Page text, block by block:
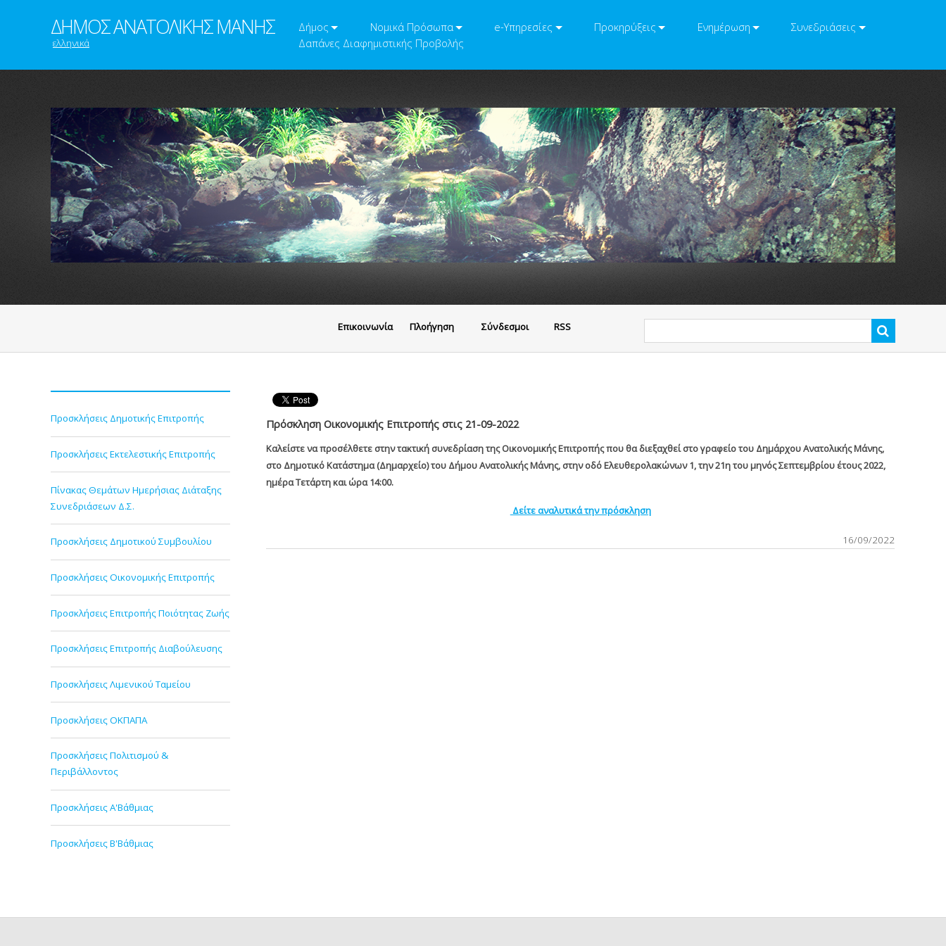
ΔΗΜΟΣ ΑΝΑΤΟΛΙΚΗΣ ΜΑΝΗΣ
ελληνικά
Δήμος Νομικά Πρόσωπα e-Υπηρεσίες Προκηρύξεις Ενημέρωση
Συνεδριάσεις
Δαπάνες Διαφημιστικής Προβολής
Eπικοινωνία Πλοήγηση Σύνδεσμοι RSS
Προσκλήσεις Δημοτικής Επιτροπής
Προσκλήσεις Εκτελεστικής Επιτροπής
Πίνακας Θεμάτων Ημερήσιας Διάταξης
Συνεδριάσεων Δ.Σ.
Προσκλήσεις Δημοτικού Συμβουλίου
Προσκλήσεις Οικονομικής Επιτροπής
Προσκλήσεις Επιτροπής Ποιότητας Ζωής
Προσκλήσεις Επιτροπής Διαβούλευσης
Προσκλήσεις Λιμενικού Ταμείου
Προσκλήσεις ΟΚΠΑΠΑ
Προσκλήσεις Πολιτισμού &
Περιβάλλοντος
Προσκλήσεις Α'Βάθμιας
Προσκλήσεις Β'Βάθμιας
Πρόσκληση Οικονομικής Επιτροπής στις 21-09-2022
Καλείστε να προσέλθετε στην τακτική συνεδρίαση της Οικονομικής Επιτροπής που θα διεξαχθεί στο γραφείο του Δημάρχου Ανατολικής Μάνης,
στο Δημοτικό Κατάστημα (Δημαρχείο) του Δήμου Ανατολικής Μάνης, στην οδό Ελευθερολακώνων 1, την 21η του μηνός Σεπτεμβρίου έτους 2022,
ημέρα Τετάρτη και ώρα 14:00.
Δείτε αναλυτικά την πρόσκληση
16/09/2022